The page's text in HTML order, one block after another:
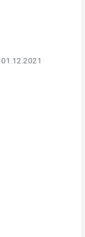
01.12.2021